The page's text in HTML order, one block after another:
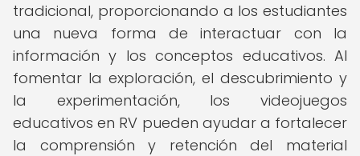
tradicional, proporcionando a los estudiantes
una nueva forma de interactuar con la
información y los conceptos educativos. Al
fomentar la exploración, el descubrimiento y
la experimentación, los videojuegos
educativos en RV pueden ayudar a fortalecer
la comprensión y retención del material